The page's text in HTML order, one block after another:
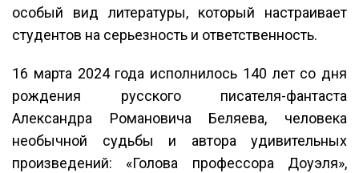
особый вид литературы, который настраивает
студентов на серьезность и ответственность.
16 марта 2024 года исполнилось 140 лет со дня
рождения русского писателя-фантаста
Александра Романовича Беляева, человека
необычной судьбы и автора удивительных
произведений: «Голова профессора Доуэля»,